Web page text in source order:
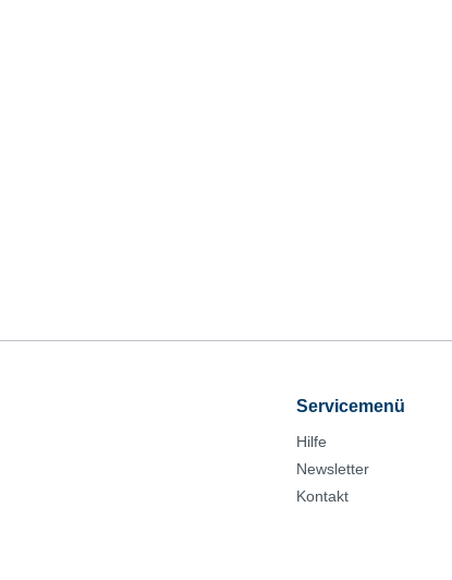
Servicemenü
Hilfe
Newsletter
Kontakt